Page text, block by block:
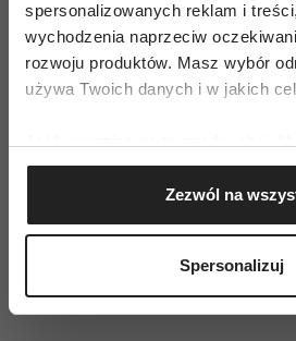
spersonalizowanych reklam i
wychodzenia naprzeciw
rozwoju produktów. Masz wybór
używa Twoich danych i w jakich
Gromadzić dane dotyczące
geograficznej z dokładnością
Identyfikować Twoje
(fingerprinting, czyli wirtualny
Zezwól na
Spersonalizuj
E-WYDANIE